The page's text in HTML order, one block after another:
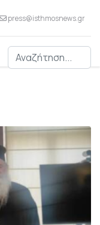
press@isthmosnews.gr
Αναζήτηση